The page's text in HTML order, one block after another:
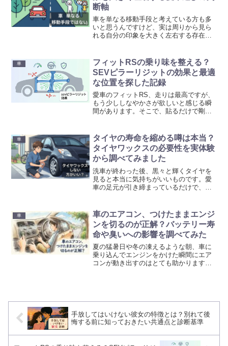
断軸
車を単なる移動手段と考えている方も多
いと思うんですけど、実は周りから見ら
れる自分の印象を大きく左右する存在な
テージまで見えてくるから不思議ですよ
ね。今回は車が周囲に与え...
車
フィットRSの乗り味を整える？
SEVピラーリジットの効果と最適
な位置を探した記録
愛車のフィットRS、走りは最高ですが、
もう少ししなやかさが欲しいと感じる瞬
間があります。そこで、貼るだけで剛性
にどう働きかけ、乗り味をどう変えるの
か、配置による違いも...
車
タイヤの寿命を縮める噂は本当？
タイヤワックスの必要性を実体験
から調べてみました
洗車が終わった後、黒々と輝くタイヤを
見ると本当に気持ちがいいものです。愛
車の足元が引き締まっているだけで、車
す。しかし、ネットの情報を眺めている
と「タイヤワックスはしな...
車
車のエアコン、つけたままエンジ
ンを切るのが正解？バッテリー寿
命や臭いへの影響を調べてみた
夏の猛暑日や冬の凍えるような朝、車に
乗り込んでエンジンをかけた瞬間にエア
コンが動き出すのはとても助かりますよ
手放してはいけない彼女の特徴とは？別れて後
悔する前に知っておきたい共通点と診断基準